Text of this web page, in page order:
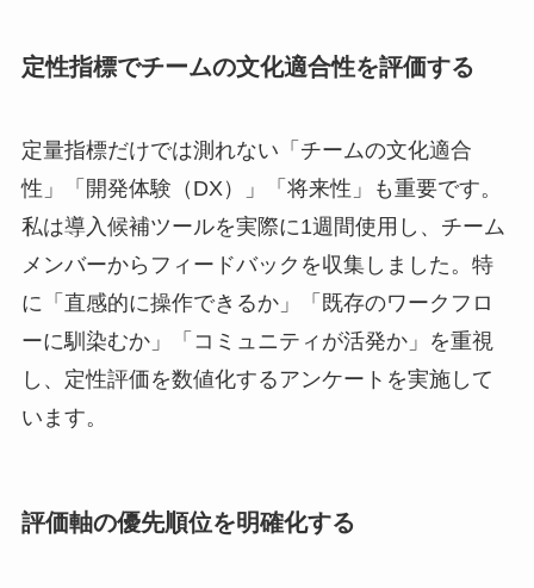
定性指標でチームの文化適合性を評価する
定量指標だけでは測れない「チームの文化適合
性」「開発体験（DX）」「将来性」も重要です。
私は導入候補ツールを実際に1週間使用し、チーム
メンバーからフィードバックを収集しました。特
に「直感的に操作できるか」「既存のワークフロ
ーに馴染むか」「コミュニティが活発か」を重視
し、定性評価を数値化するアンケートを実施して
います。
評価軸の優先順位を明確化する